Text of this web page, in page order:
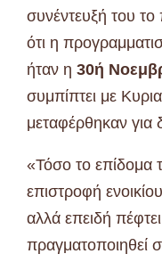
συνέντευξή του το
ότι η
ήταν η 30ή
συμπίπτει με
μεταφέρθηκαν για
«Τόσο το επίδομα
επιστροφή
αλλά επειδή
πραγματοποιηθεί